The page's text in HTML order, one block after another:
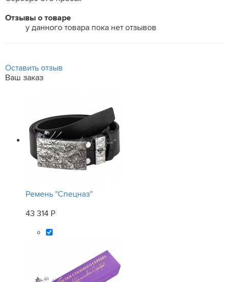
Отзывы о товаре
у данного товара пока нет отзывов
Оставить отзыв
Ваш заказ
Ремень "Спецназ"
43 314 Р